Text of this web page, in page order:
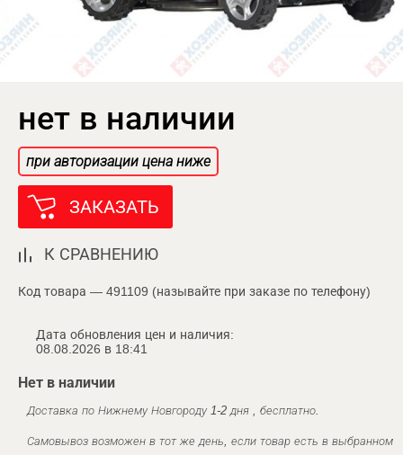
нет в наличии
при авторизации цена ниже
ЗАКАЗАТЬ
К СРАВНЕНИЮ
Код товара — 491109 (называйте при заказе по телефону)
Дата обновления цен и наличия:
08.08.2026 в 18:41
Нет в наличии
Доставка по Нижнему Новгороду 1-2 дня , бесплатно.
Самовывоз возможен в тот же день, если товар есть в выбранном